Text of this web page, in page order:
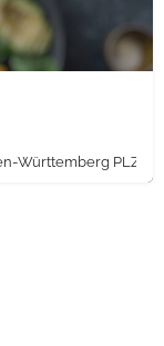
Württemberg PLZ